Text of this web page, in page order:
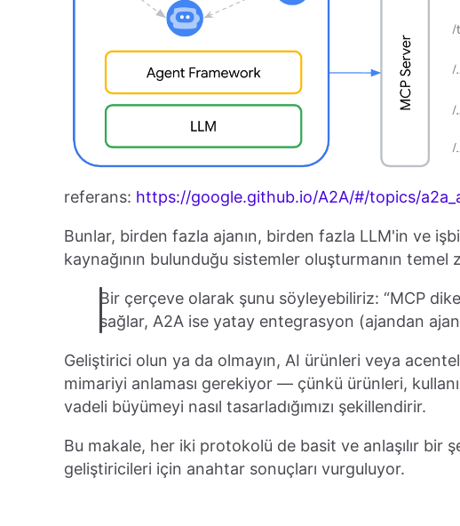
referans: https://google.github.io/A2A/#/topics/
Bunlar, birden fazla ajanın, birden fazla LLM'in ve
kaynağının bulunduğu sistemler oluşturmanın temel
Bir çerçeve olarak şunu söyleyebiliriz: “MCP
sağlar, A2A ise yatay entegrasyon (ajandan
Geliştirici olun ya da olmayın, AI ürünleri veya
mimariyi anlaması gerekiyor — çünkü ürünleri,
vadeli büyümeyi nasıl tasarladığımızı şekillendirir.
Bu makale, her iki protokolü de basit ve anlaşılır bir
geliştiricileri için anahtar sonuçları vurguluyor.